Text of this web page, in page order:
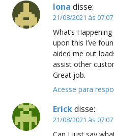
Iona disse:
21/08/2021 às 07:07
What’s
upon this I’ve
aided me out
assist other
Great job.
Acesse para
Erickdisse:
21/08/2021 às 07:07
Can I just say